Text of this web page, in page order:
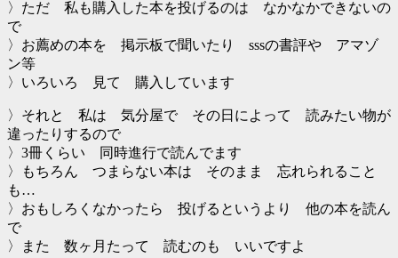
〉ただ 私も購入した本を投げるのは なかなかできないの
で
〉お薦めの本を 掲示板で聞いたり sssの書評や アマゾ
ン等
〉いろいろ 見て 購入しています
〉それと 私は 気分屋で その日によって 読みたい物が
違ったりするので
〉3冊くらい 同時進行で読んでます
〉もちろん つまらない本は そのまま 忘れられること
も…
〉おもしろくなかったら 投げるというより 他の本を読ん
で
〉また 数ヶ月たって 読むのも いいですよ